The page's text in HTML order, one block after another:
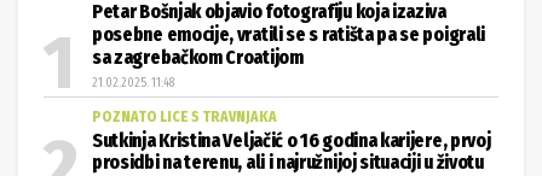
Petar Bošnjak objavio fotografiju koja izaziva
posebne emocije, vratili se s ratišta pa se poigrali
sa zagrebačkom Croatijom
21.02.2025. 11:48
POZNATO LICE S TRAVNJAKA
Sutkinja Kristina Veljačić o 16 godina karijere, prvoj
prosidbi na terenu, ali i najružnijoj situaciji u životu